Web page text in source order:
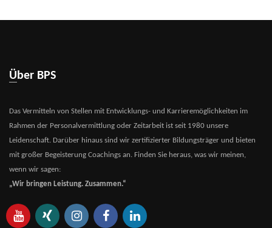
Über BPS
Das Vermitteln von Stellen mit Entwicklungs- und Karrieremöglichkeiten im
Rahmen der Personalvermittlung oder Zeitarbeit ist seit 1980 unsere
Leidenschaft. Darüber hinaus sind wir zertifizierter Bildungsträger und bieten
mit großer Begeisterung Coachings an. Finden Sie heraus, was wir meinen,
wenn wir sagen:
„Wir bringen Leistung. Zusammen.“